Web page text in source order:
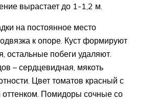
вырастает до 1-1,2 м.
на постоянное место
к опоре. Куст формируют
остальные побеги удаляют.
– сердцевидная, мякоть
Цвет томатов красный с
Помидоры сочные со